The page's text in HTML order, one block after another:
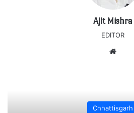
Ajit Mishra
EDITOR
Chhattisgarh